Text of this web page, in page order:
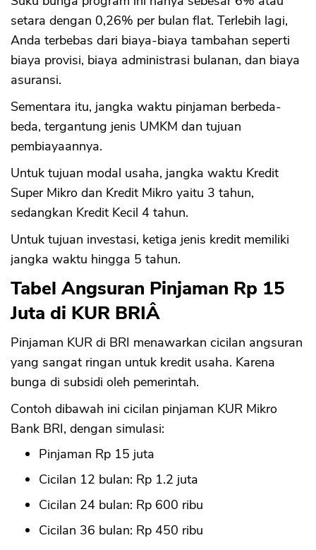
setara dengan 0,26% per bulan flat. Terlebih lagi,
Anda terbebas dari biaya-biaya tambahan seperti
biaya provisi, biaya administrasi bulanan, dan biaya
asuransi.
Sementara itu, jangka waktu pinjaman berbeda-
beda, tergantung jenis UMKM dan tujuan
pembiayaannya.
Untuk tujuan modal usaha, jangka waktu Kredit
Super Mikro dan Kredit Mikro yaitu 3 tahun,
sedangkan Kredit Kecil 4 tahun.
Untuk tujuan investasi, ketiga jenis kredit memiliki
jangka waktu hingga 5 tahun.
Tabel Angsuran Pinjaman Rp 15
Juta di KUR BRIÂ
Pinjaman KUR di BRI menawarkan cicilan angsuran
yang sangat ringan untuk kredit usaha. Karena
bunga di subsidi oleh pemerintah.
Contoh dibawah ini cicilan pinjaman KUR Mikro
Bank BRI, dengan simulasi:
Pinjaman Rp 15 juta
Cicilan 12 bulan: Rp 1.2 juta
Cicilan 24 bulan: Rp 600 ribu
Cicilan 36 bulan: Rp 450 ribu